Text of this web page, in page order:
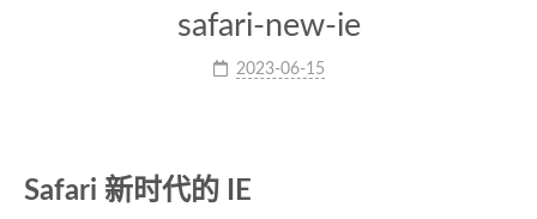
safari-new-ie
2023-06-15
Safari 新时代的 IE